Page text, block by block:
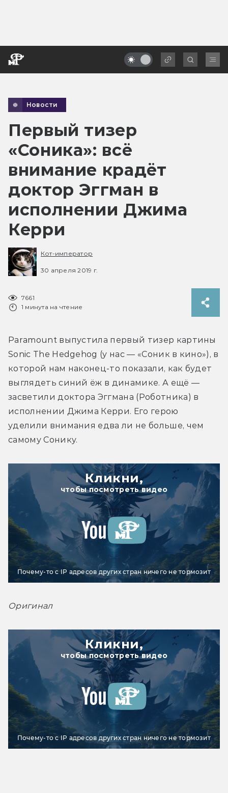
Новости
Первый тизер
«Соника»: всё
внимание крадёт
доктор Эггман в
исполнении Джима
Керри
Кот-император
30 апреля 2019 г.
7661
1 минута на чтение
Paramount выпустила первый тизер картины
Sonic The Hedgehog (у нас — «Соник в кино»), в
которой нам наконец-то показали, как будет
выглядеть синий ёж в динамике. А ещё —
засветили доктора Эггмана (Роботника) в
исполнении Джима Керри. Его герою
уделили внимания едва ли не больше, чем
самому Сонику.
Кликни,
чтобы посмотреть видео
Почему-то с IP адресов других стран ничего не тормозит
Оригинал
Кликни,
чтобы посмотреть видео
Почему-то с IP адресов других стран ничего не тормозит